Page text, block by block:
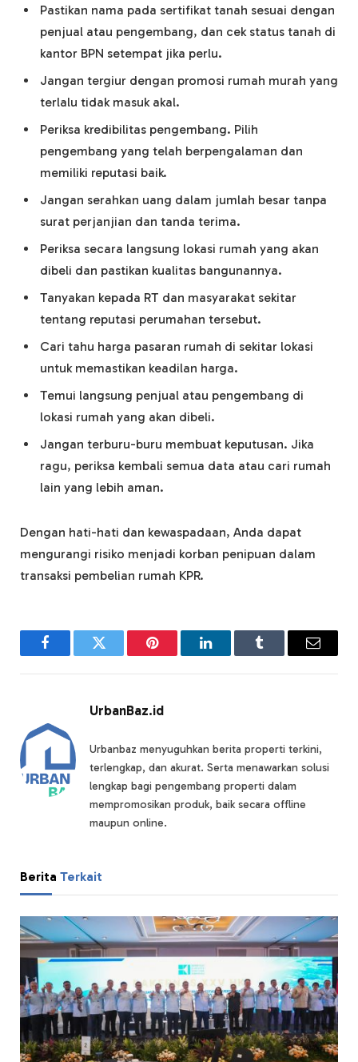
Pastikan nama pada sertifikat tanah sesuai dengan
penjual atau pengembang, dan cek status tanah di
kantor BPN setempat jika perlu.
Jangan tergiur dengan promosi rumah murah yang
terlalu tidak masuk akal.
Periksa kredibilitas pengembang. Pilih
pengembang yang telah berpengalaman dan
memiliki reputasi baik.
Jangan serahkan uang dalam jumlah besar tanpa
surat perjanjian dan tanda terima.
Periksa secara langsung lokasi rumah yang akan
dibeli dan pastikan kualitas bangunannya.
Tanyakan kepada RT dan masyarakat sekitar
tentang reputasi perumahan tersebut.
Cari tahu harga pasaran rumah di sekitar lokasi
untuk memastikan keadilan harga.
Temui langsung penjual atau pengembang di
lokasi rumah yang akan dibeli.
Jangan terburu-buru membuat keputusan. Jika
ragu, periksa kembali semua data atau cari rumah
lain yang lebih aman.
Dengan hati-hati dan kewaspadaan, Anda dapat
mengurangi risiko menjadi korban penipuan dalam
transaksi pembelian rumah KPR.
FacebookTwitter Pinterest LinkedInTumblr Email
UrbanBaz.id
Urbanbaz menyuguhkan berita properti terkini,
terlengkap, dan akurat. Serta menawarkan solusi
lengkap bagi pengembang properti dalam
mempromosikan produk, baik secara offline
maupun online.
Berita Terkait